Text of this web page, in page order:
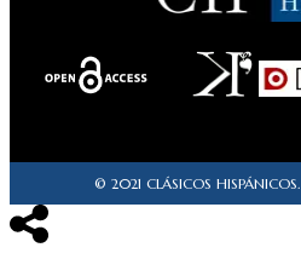
© 2021 CLÁSICOS HISPÁNICOS.